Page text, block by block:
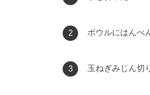
2 ボウルにはんぺ
3 玉ねぎみじん切